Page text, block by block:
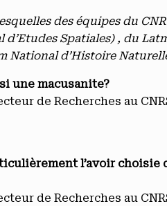
des équipes du
d’Etudes Spatiales) , du
National d’Histoire
une macusanite?
de Recherches au
l’avoir choisie
de Recherches au